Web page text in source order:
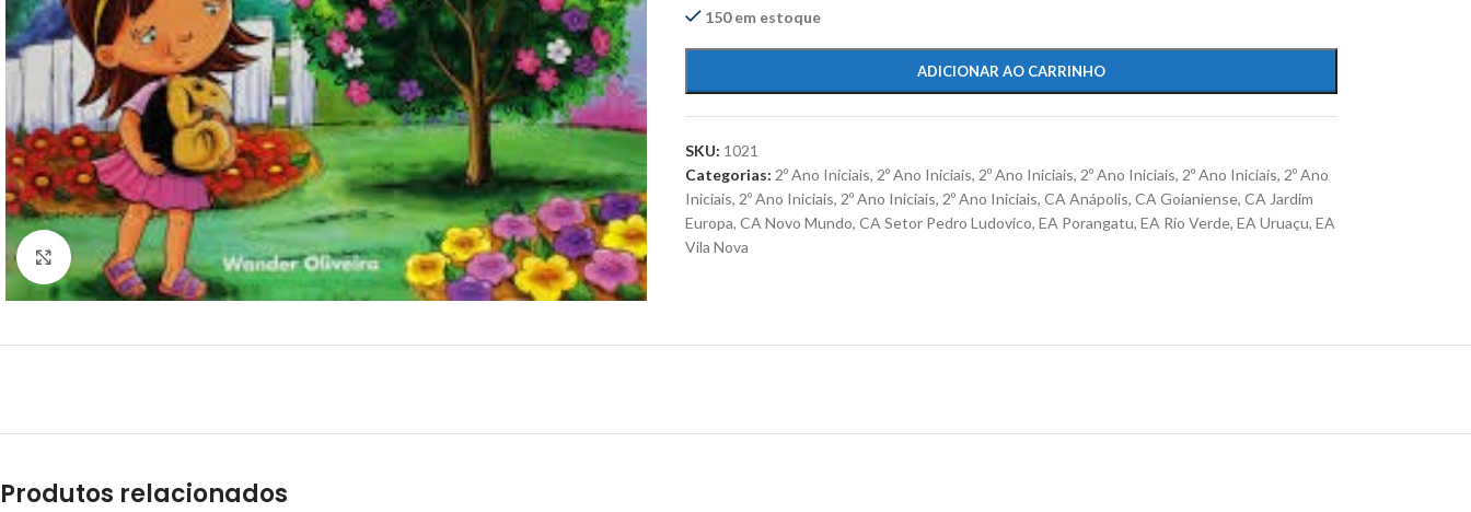
Clique para ampliar
150 em estoque
ADICIONAR AO CARRINHO
SKU: 1021
Categorias: 2º Ano Iniciais, 2º Ano Iniciais, 2º Ano Iniciais, 2º Ano Iniciais, 2º Ano Iniciais, 2º Ano
Iniciais, 2º Ano Iniciais, 2º Ano Iniciais, 2º Ano Iniciais, CA Anápolis, CA Goianiense, CA Jardim
Europa, CA Novo Mundo, CA Setor Pedro Ludovico, EA Porangatu, EA Rio Verde, EA Uruaçu, EA
Vila Nova
Produtos relacionados